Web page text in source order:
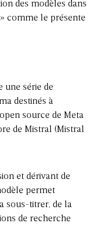
des modèles dans
comme le présente
une série de
destinés à
source de Meta
de Mistral (Mistral
et dérivant de
permet
sous-titrer, de la
de recherche